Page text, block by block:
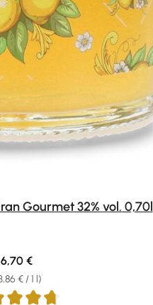
Gourmet 32% vol. 0,70l
€ / 1 l)
price:
€